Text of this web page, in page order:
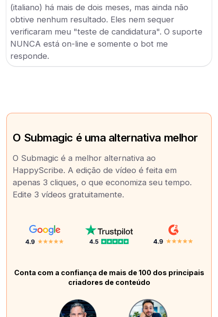
(italiano) há mais de dois meses, mas ainda não
obtive nenhum resultado. Eles nem sequer
verificaram meu "teste de candidatura". O suporte
NUNCA está on-line e somente o bot me
responde.
O Submagic é uma alternativa melhor
O Submagic é a melhor alternativa ao
HappyScribe. A edição de vídeo é feita em
apenas 3 cliques, o que economiza seu tempo.
Edite 3 vídeos gratuitamente.
Conta com a confiança de mais de 100 dos principais
criadores de conteúdo